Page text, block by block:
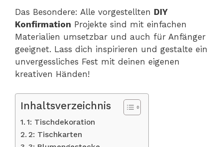
Das Besondere: Alle vorgestellten DIY
Konfirmation Projekte sind mit einfachen
Materialien umsetzbar und auch für Anfänger
geeignet. Lass dich inspirieren und gestalte ein
unvergessliches Fest mit deinen eigenen
kreativen Händen!
Inhaltsverzeichnis
1: Tischdekoration
2: Tischkarten